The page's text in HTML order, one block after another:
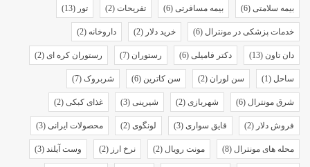
بیمه سلامتی (6) بیمه مسافرتی (6) تفریحات (2) تور (13)
خدمات پزشکی در مونترال (6) خرید دلار (2) داروخانه (2)
دان تاون (13) دکتر فامیلی (6) رستوران (7) رستوران کره ای (2)
ساحل (1) سن لوران (2) سن کاترین (6) شربروک (7)
شرق مونترال (6) شهربازی (2) شیرینی (3) غذای کبکی (2)
فروش دلار (2) قایق سواری (3) لونگوی (2) محصولات ایرانی (3)
محله های مونترال (8) مونت رویال (2) نرخ ارز (2) وست آیلند (3)